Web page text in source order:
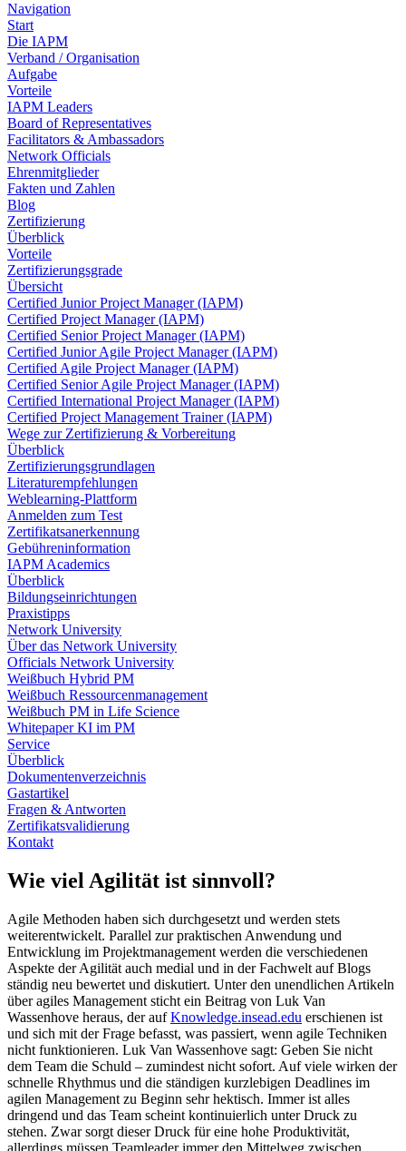
Navigation
Start
Die IAPM
Verband / Organisation
Aufgabe
Vorteile
IAPM Leaders
Board of Representatives
Facilitators & Ambassadors
Network Officials
Ehrenmitglieder
Fakten und Zahlen
Blog
Zertifizierung
Überblick
Vorteile
Zertifizierungsgrade
Übersicht
Certified Junior Project Manager (IAPM)
Certified Project Manager (IAPM)
Certified Senior Project Manager (IAPM)
Certified Junior Agile Project Manager (IAPM)
Certified Agile Project Manager (IAPM)
Certified Senior Agile Project Manager (IAPM)
Certified International Project Manager (IAPM)
Certified Project Management Trainer (IAPM)
Wege zur Zertifizierung & Vorbereitung
Überblick
Zertifizierungsgrundlagen
Literaturempfehlungen
Weblearning-Plattform
Anmelden zum Test
Zertifikatsanerkennung
Gebühreninformation
IAPM Academics
Überblick
Bildungseinrichtungen
Praxistipps
Network University
Über das Network University
Officials Network University
Weißbuch Hybrid PM
Weißbuch Ressourcenmanagement
Weißbuch PM in Life Science
Whitepaper KI im PM
Service
Überblick
Dokumentenverzeichnis
Gastartikel
Fragen & Antworten
Zertifikatsvalidierung
Kontakt
Wie viel Agilität ist sinnvoll?
Agile Methoden haben sich durchgesetzt und werden stets
weiterentwickelt. Parallel zur praktischen Anwendung und
Entwicklung im Projektmanagement werden die verschiedenen
Aspekte der Agilität auch medial und in der Fachwelt auf Blogs
ständig neu bewertet und diskutiert. Unter den unendlichen Artikeln
über agiles Management sticht ein Beitrag von Luk Van
Wassenhove heraus, der aufKnowledge.insead.edu erschienen ist
und sich mit der Frage befasst, was passiert, wenn agile Techniken
nicht funktionieren. Luk Van Wassenhove sagt: Geben Sie nicht
dem Team die Schuld – zumindest nicht sofort. Auf viele wirken der
schnelle Rhythmus und die ständigen kurzlebigen Deadlines im
agilen Management zu Beginn sehr hektisch. Immer ist alles
dringend und das Team scheint kontinuierlich unter Druck zu
stehen. Zwar sorgt dieser Druck für eine hohe Produktivität,